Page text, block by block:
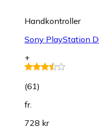
Handkontroller
Sony PlayStation
+
(61)
fr.
728 kr